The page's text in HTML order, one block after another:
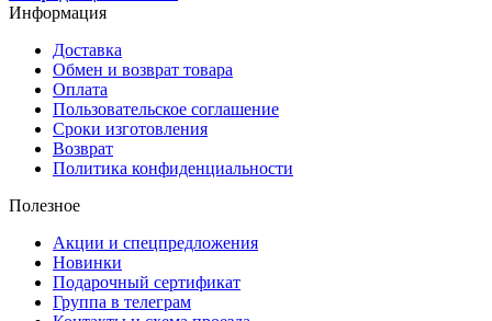
Информация
Доставка
Обмен и возврат товара
Оплата
Пользовательское соглашение
Сроки изготовления
Возврат
Политика конфиденциальности
Полезное
Акции и спецпредложения
Новинки
Подарочный сертификат
Группа в телеграм